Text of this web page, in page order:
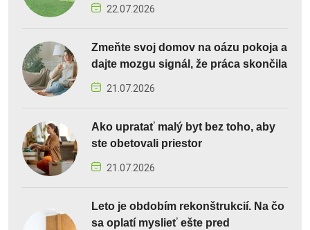
22.07.2026
Zmeňte svoj domov na oázu pokoja a
dajte mozgu signál, že práca skončila
21.07.2026
Ako upratať malý byt bez toho, aby
ste obetovali priestor
21.07.2026
Leto je obdobím rekonštrukcií. Na čo
sa oplatí myslieť ešte pred